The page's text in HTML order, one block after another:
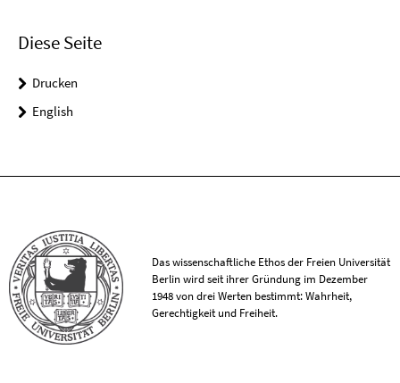
Diese Seite
Drucken
English
Das wissenschaftliche Ethos der Freien Universität
Berlin wird seit ihrer Gründung im Dezember
1948 von drei Werten bestimmt: Wahrheit,
Gerechtigkeit und Freiheit.